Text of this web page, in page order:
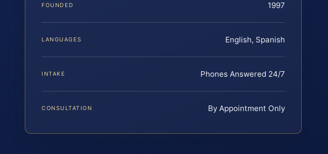
FOUNDED 1997
LANGUAGES English, Spanish
INTAKE Phones Answered 24/7
CONSULTATION By Appointment Only